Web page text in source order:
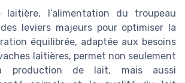
laitière, l’alimentation du troupeau
leviers majeurs pour optimiser la
équilibrée, adaptée aux besoins
laitières, permet non seulement
production de lait, mais aussi